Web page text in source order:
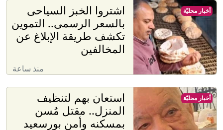
اشتروا الخبز السياحى
بالسعر الرسمى.. التموين
تكشف طريقة الإبلاغ عن
المخالفين
منذ ساعة
أخبار محليّة
استعان بهم لتنظيف
المنزل.. مقتل مُسن
بمسكنه وأمن بورسعيد
أخبار محليّة